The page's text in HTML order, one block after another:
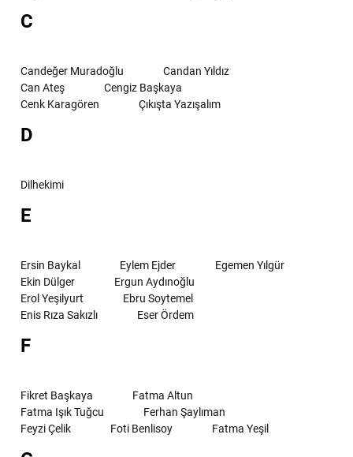
C
Candeğer Muradoğlu
Candan Yıldız
Can Ateş
Cengiz Başkaya
Cenk Karagören
Çıkışta Yazışalım
D
Dilhekimi
E
Ersin Baykal Eylem Ejder
Egemen Yılgür
Ekin Dülger
Ergun Aydınoğlu
Erol Yeşilyurt
Ebru Soytemel
Enis Rıza Sakızlı
Eser Ördem
F
Fikret Başkaya
Fatma Altun
Fatma Işık Tuğcu
Ferhan Şaylıman
Feyzi Çelik
Foti Benlisoy Fatma Yeşil